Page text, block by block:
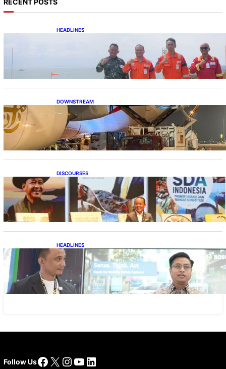
RECENT POSTS
HEADLINES
Perkuat Sinergi Pengamanan, Danlanal
Balikpapan Kunjungi Anjungan Bekapai
DOWNSTREAM
Emirates A380, Bukti Kesiapan Pertamina
Layani Pesawat Berbadan Besar
DISCOURSES
Bahlil Luncurkan 10 Buku Rekam Jejak
Kepemimpinan dan Kebijakan
HEADLINES
Teknologi Keselamatan, Penentu Baru
Persaingan Industri Otomotif
Follow UsFacebook
X Instagram
YouTube
LinkedIn